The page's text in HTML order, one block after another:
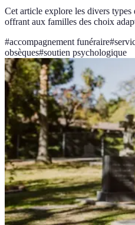
Cet article explore les divers types
offrant aux familles des choix
#accompagnement funéraire#
obsèques#soutien psychologique